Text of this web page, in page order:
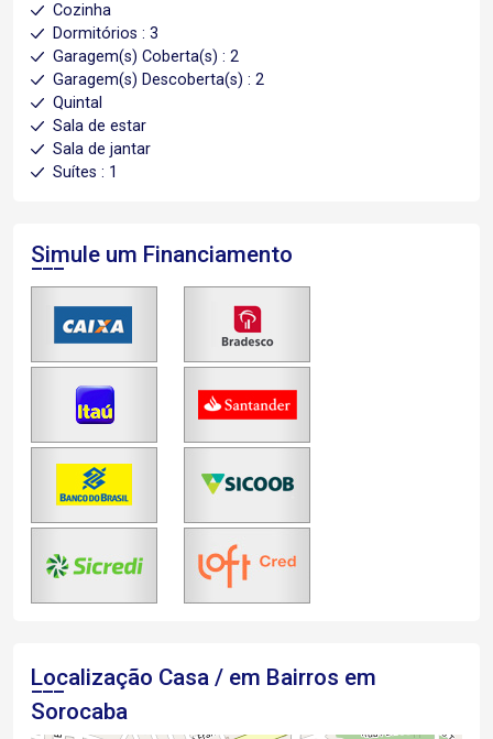
Cozinha
Dormitórios : 3
Garagem(s) Coberta(s) : 2
Garagem(s) Descoberta(s) : 2
Quintal
Sala de estar
Sala de jantar
Suítes : 1
Simule um Financiamento
Localização Casa / em Bairros em
Sorocaba